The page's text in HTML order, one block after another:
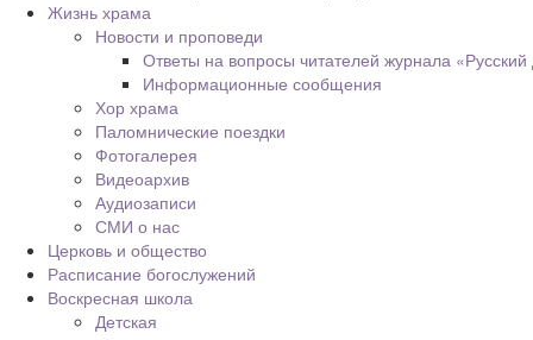
Жизнь храма
Новости и проповеди
Ответы на вопросы читателей журнала
Информационные сообщения
Хор храма
Паломнические поездки
Фотогалерея
Видеоархив
Аудиозаписи
СМИ о нас
Церковь и общество
Расписание богослужений
Воскресная школа
Детская